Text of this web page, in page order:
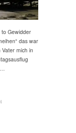
to Gewidder
das war
mich in